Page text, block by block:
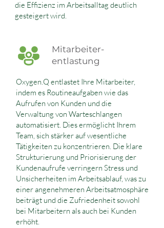
die Effizienz im Arbeitsalltag deutlich
gesteigert wird.
Mitarbeiter-
entlastung
Oxygen.Q entlastet Ihre Mitarbeiter,
indem es Routineaufgaben wie das
Aufrufen von Kunden und die
Verwaltung von Warteschlangen
automatisiert. Dies ermöglicht Ihrem
Team, sich stärker auf wesentliche
Tätigkeiten zu konzentrieren. Die klare
Strukturierung und Priorisierung der
Kundenaufrufe verringern Stress und
Unsicherheiten im Arbeitsablauf, was zu
einer angenehmeren Arbeitsatmosphäre
beiträgt und die Zufriedenheit sowohl
bei Mitarbeitern als auch bei Kunden
erhöht.